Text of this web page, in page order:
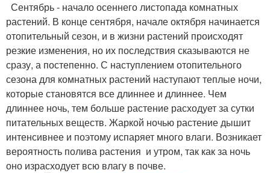
Сентябрь - начало осеннего листопада комнатных
растений. В конце сентября, начале октября начинается
отопительный сезон, и в жизни растений происходят
резкие изменения, но их последствия сказываются не
сразу, а постепенно. С наступлением отопительного
сезона для комнатных растений наступают теплые ночи,
которые становятся все длиннее и длиннее. Чем
длиннее ночь, тем больше растение расходует за сутки
питательных веществ. Жаркой ночью растение дышит
интенсивнее и поэтому испаряет много влаги. Возникает
вероятность полива растения и утром, так как за ночь
оно израсходует всю влагу в почве.